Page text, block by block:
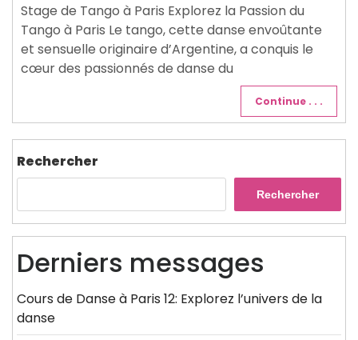
Stage de Tango à Paris Explorez la Passion du
Tango à Paris Le tango, cette danse envoûtante
et sensuelle originaire d’Argentine, a conquis le
cœur des passionnés de danse du
Continue . . .
Rechercher
Rechercher
Derniers messages
Cours de Danse à Paris 12: Explorez l’univers de la
danse